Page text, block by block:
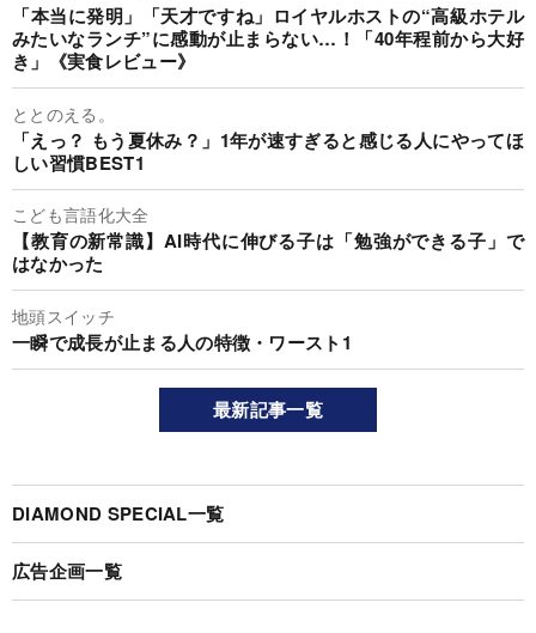
「本当に発明」「天才ですね」ロイヤルホストの“高級ホテル
みたいなランチ”に感動が止まらない…！「40年程前から大好
き」《実食レビュー》
ととのえる。
「えっ？ もう夏休み？」1年が速すぎると感じる人にやってほ
しい習慣BEST1
こども言語化大全
【教育の新常識】AI時代に伸びる子は「勉強ができる子」で
はなかった
地頭スイッチ
一瞬で成長が止まる人の特徴・ワースト1
最新記事一覧
DIAMOND SPECIAL一覧
広告企画一覧